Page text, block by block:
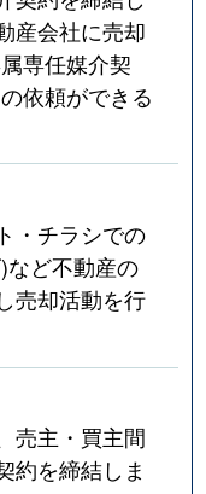
産会社に売却
専任媒介契
依頼ができる
・チラシでの
など不動産の
売却活動を行
売主・買主間
約を締結しま